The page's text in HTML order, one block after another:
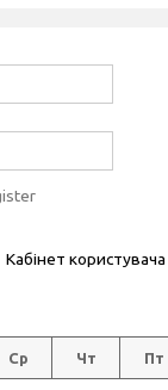
Кабінет користувача
Ср Чт Пт